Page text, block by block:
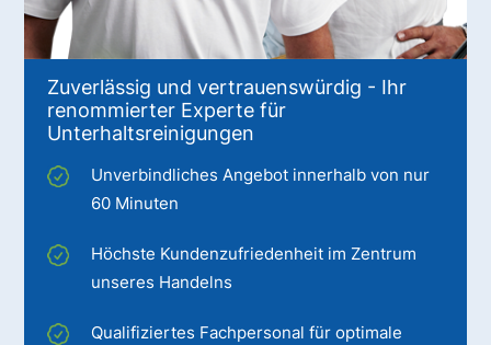
Zuverlässig und vertrauenswürdig - Ihr
renommierter Experte für
Unterhaltsreinigungen
Unverbindliches Angebot innerhalb von nur
60 Minuten
Höchste Kundenzufriedenheit im Zentrum
unseres Handelns
Qualifiziertes Fachpersonal für optimale